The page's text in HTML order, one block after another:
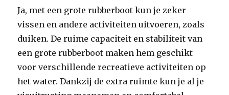
Ja, met een grote rubberboot kun je zeker
vissen en andere activiteiten uitvoeren, zoals
duiken. De ruime capaciteit en stabiliteit van
een grote rubberboot maken hem geschikt
voor verschillende recreatieve activiteiten op
het water. Dankzij de extra ruimte kun je al je